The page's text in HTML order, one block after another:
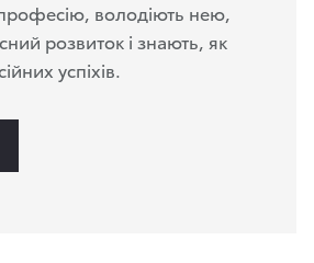
володіють нею,
розвиток і знають, як
успіхів.